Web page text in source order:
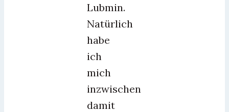
Lubmin.
Natürlich
habe
ich
mich
inzwischen
damit